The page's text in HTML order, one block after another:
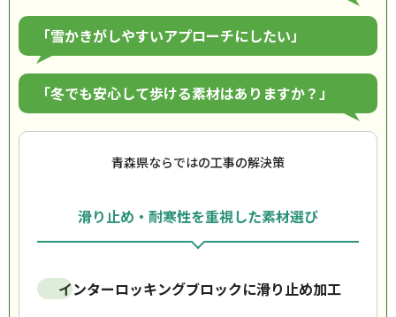
「雪かきがしやすいアプローチにしたい」
「冬でも安心して歩ける素材はありますか？」
青森県ならではの工事の解決策
滑り止め・耐寒性を重視した素材選び
インターロッキングブロックに滑り止め加工